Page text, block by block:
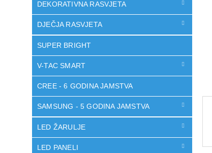
DEKORATIVNA RASVJETA
DJEČJA RASVJETA
SUPER BRIGHT
V-TAC SMART
CREE - 6 GODINA JAMSTVA
SAMSUNG - 5 GODINA JAMSTVA
LED ŽARULJE
LED PANELI